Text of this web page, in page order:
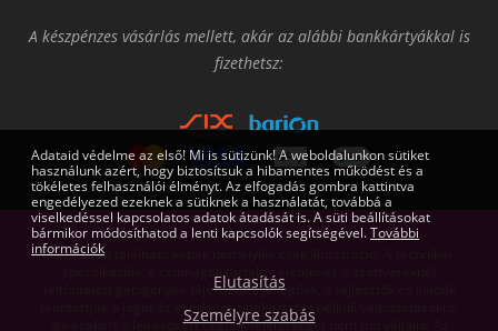
A készpénzes vásárlás mellett, akár az alábbi bankkártyákkal is
fizethetsz:
Az oldalon található képek némelyike csak illusztráció. A technikai
specifikációk, a csomagok tartalmi elemei és a szoftvereknél
feltüntetett gépigények tájékoztató jellegűek, a fejlesztők és kiadók
fenntartják a jogot az esetleges tájékoztatás nélküli változtatásokra,
így ezekért a leírásokért cégünk felelősséget nem tud vállalni. Az
Adataid védelme az első! Mi is sütizünk! A weboldalunkon sütiket
használunk azért, hogy biztosítsuk a hibamentes működést és a
tökéletes felhasználói élményt. Az elfogadás gombra kattintva
engedélyezed ezeknek a sütiknek a használatát, továbbá a
viselkedéssel kapcsolatos adatok átadását is. A süti beállításokat
bármikor módosíthatod a lenti kapcsolók segítségével.További
információk
Elutasítás
Személyre szabás